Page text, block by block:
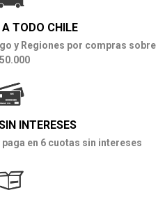
TODO CHILE
y Regiones por compras sobre
INTERESES
paga en 6 cuotas sin intereses